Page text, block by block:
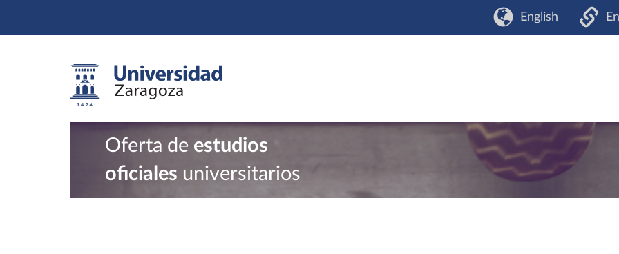
English
Oferta de estudios
oficiales universitarios